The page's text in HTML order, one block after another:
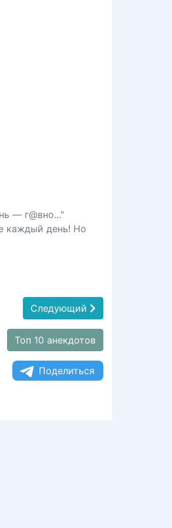
— г@вно..."
каждый день! Но
Следующий
Топ 10 анекдотов
Поделиться